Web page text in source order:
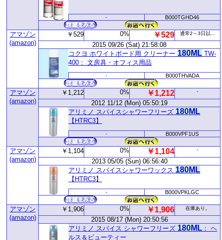
- B000TGHD46
アマゾン
(amazon)
￥529 0% ￥529 通常2～3日以...
2015 09/26 (Sat) 21:58:08
コクヨ ホワイトボード用 クリーナー 180ML TW-
400： 文房具・オフィス用品
- B000THVADA
アマゾン
(amazon)
￥1,212 0% ￥1,212 -
2012 11/12 (Mon) 05:50:19
アリミノ スパイスシャワーフリーズ 180ML
【HTRC3】
- B000VPF1US
アマゾン
(amazon)
￥1,104 0% ￥1,104 -
2013 05/05 (Sun) 06:56:40
アリミノ スパイスシャワーワックス 180ML
【HTRC3】
- B000VPKLGC
アマゾン
(amazon)
￥1,906 0% ￥1,906 在庫あり。
2015 08/17 (Mon) 20:50:56
アリミノ スパイス シャワーフリーズ 180ML ： ヘ
ルス＆ビューティー